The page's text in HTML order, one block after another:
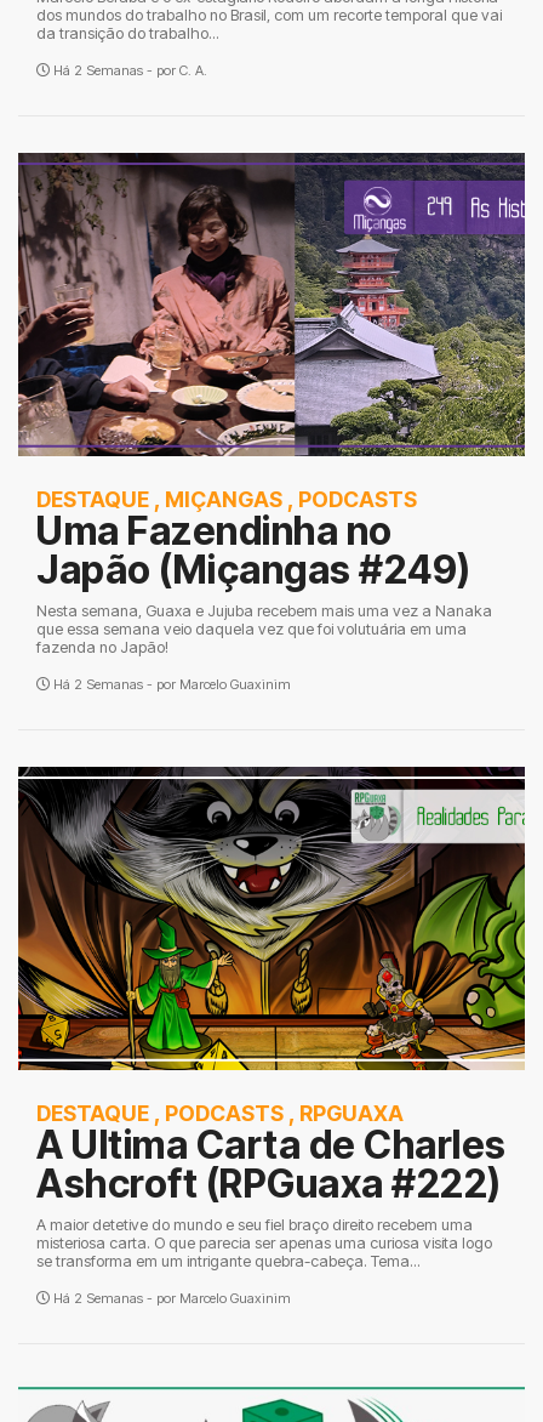
dos mundos do trabalho no Brasil, com um recorte temporal que vai
da transição do trabalho...
Há 2 Semanas - por C. A.
DESTAQUE , MIÇANGAS , PODCASTS
Uma Fazendinha no
Japão (Miçangas #249)
Nesta semana, Guaxa e Jujuba recebem mais uma vez a Nanaka
que essa semana veio daquela vez que foi volutuária em uma
fazenda no Japão!
Há 2 Semanas - por Marcelo Guaxinim
DESTAQUE , PODCASTS , RPGUAXA
A Ultima Carta de Charles
Ashcroft (RPGuaxa #222)
A maior detetive do mundo e seu fiel braço direito recebem uma
misteriosa carta. O que parecia ser apenas uma curiosa visita logo
se transforma em um intrigante quebra-cabeça. Tema...
Há 2 Semanas - por Marcelo Guaxinim